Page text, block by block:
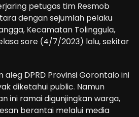
petugas tim Resmob
dengan sejumlah pelaku
Kecamatan Tolinggula,
sore (4/7/2023) lalu, sekitar
aleg DPRD Provinsi Gorontalo ini
diketahui public. Namun
ini ramai digunjingkan warga,
berantai melalui media